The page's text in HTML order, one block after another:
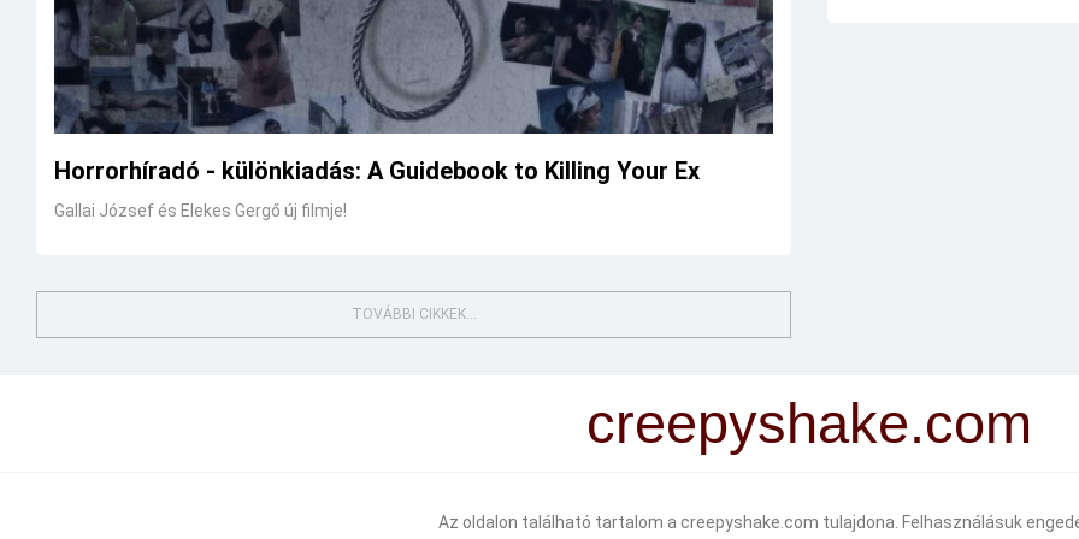
Horrorhíradó - különkiadás: A Guidebook to Killing Your Ex
Gallai József és Elekes Gergő új filmje!
TOVÁBBI CIKKEK...
creepyshake.com
Az oldalon található tartalom a creepyshake.com tulajdona. Felhasználásuk